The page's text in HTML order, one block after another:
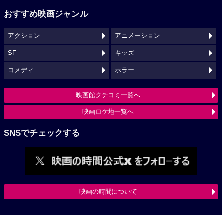
おすすめ映画ジャンル
アクション アニメーション
SF キッズ
コメディ ホラー
映画館クチコミ一覧へ
映画ロケ地一覧へ
SNSでチェックする
映画の時間について